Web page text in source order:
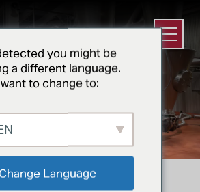
Abrir
you might be
a different language.
to change to:
Change Language